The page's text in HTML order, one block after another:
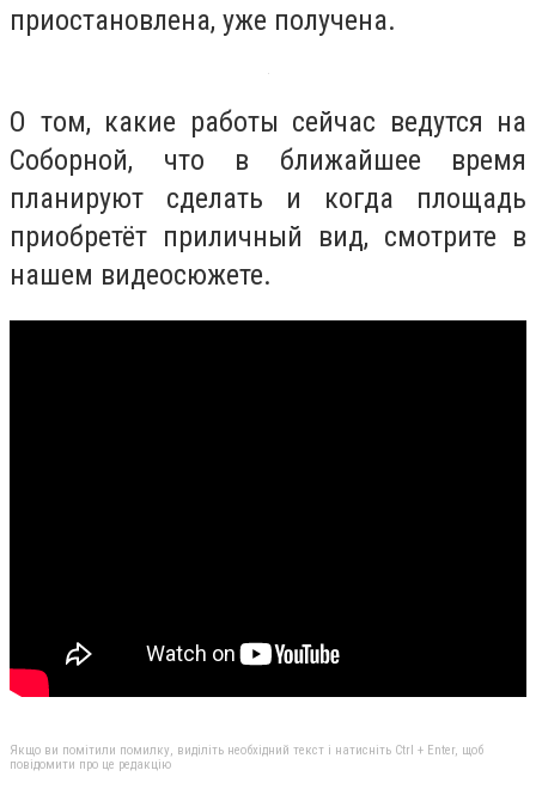
приостановлена, уже получена.
О том, какие работы сейчас ведутся на
Соборной, что в ближайшее время
планируют сделать и когда площадь
приобретёт приличный вид, смотрите в
нашем видеосюжете.
Якщо ви помітили помилку, виділіть необхідний текст і натисніть Ctrl + Enter, щоб
повідомити про це редакцію